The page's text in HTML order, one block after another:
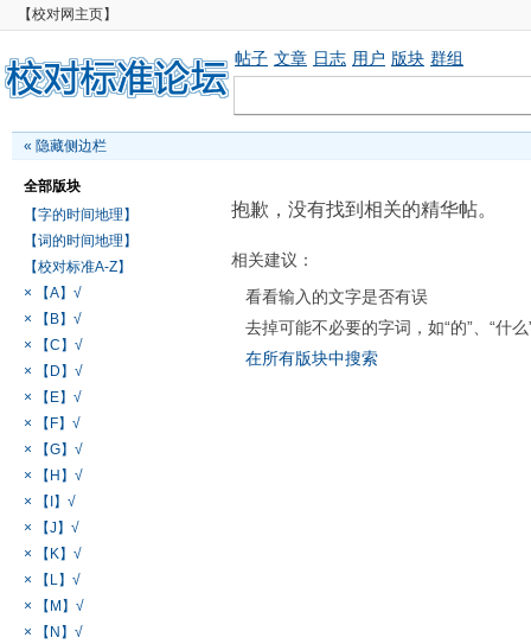
【校对网主页】
帖子 文章 日志 用户 版块 群组
« 隐藏侧边栏
全部版块
【字的时间地理】
【词的时间地理】
【校对标准A-Z】
× 【A】√
× 【B】√
× 【C】√
× 【D】√
× 【E】√
× 【F】√
× 【G】√
× 【H】√
× 【I】√
× 【J】√
× 【K】√
× 【L】√
× 【M】√
× 【N】√
抱歉，没有找到相关的精华帖。
相关建议：
看看输入的文字是否有误
去掉可能不必要的字词，如“的”、“什么
在所有版块中搜索